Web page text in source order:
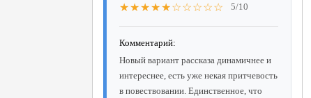
★★★★★☆☆☆☆☆ 5/10
Комментарий:
Новый вариант рассказа динамичнее и
интереснее, есть уже некая притчевость
в повествовании. Единственное, что